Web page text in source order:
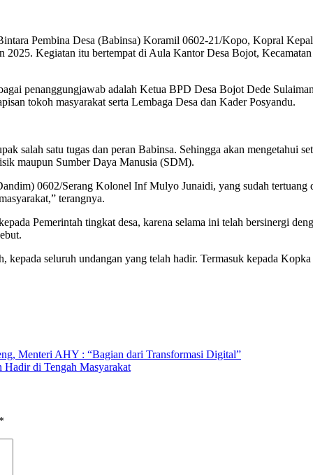
Pembina Desa (Babinsa) Koramil 0602-21/Kopo, Kopral
Kegiatan itu bertempat di Aula Kantor Desa Bojot,
penanggungjawab adalah Ketua BPD Desa Bojot Dede
tokoh masyarakat serta Lembaga Desa dan Kader Posyandu.
salah satu tugas dan peran Babinsa. Sehingga akan mengetahui
maupun Sumber Daya Manusia (SDM).
0602/Serang Kolonel Inf Mulyo Junaidi, yang sudah tertuang
terangnya.
Pemerintah tingkat desa, karena selama ini telah bersinergi
kepada seluruh undangan yang telah hadir. Termasuk kepada
Menteri AHY : “Bagian dari Transformasi Digital”
Hadir di Tengah Masyarakat